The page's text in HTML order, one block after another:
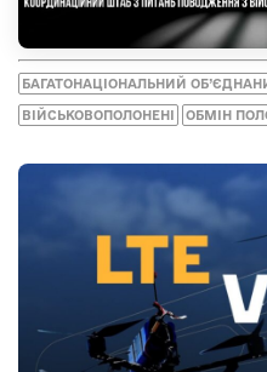
БАГАТОНАЦІОНАЛЬНИЙ
ВІЙСЬКОВОПОЛОНЕНІ ОБМІН